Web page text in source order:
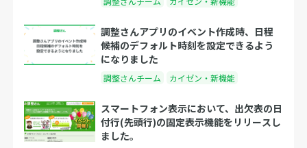
調整さんアプリのイベント作成時、日程
候補のデフォルト時刻を設定できるよう
になりました
調整さんチーム カイゼン・新機能
スマートフォン表示において、出欠表の日
付行(先頭行)の固定表示機能をリリースし
ました。